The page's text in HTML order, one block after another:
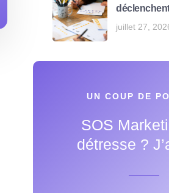
juillet 27,
UN COUP DE
SOS
détresse ?